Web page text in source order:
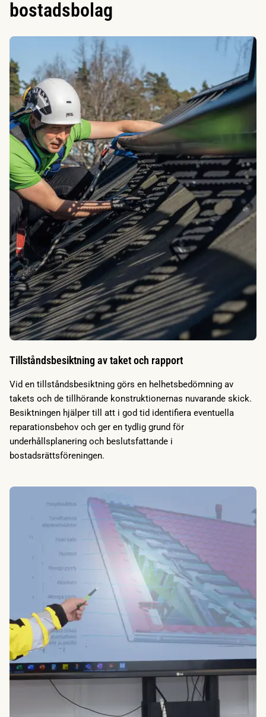
bostadsbolag
Tillståndsbesiktning av taket och rapport
Vid en tillståndsbesiktning görs en helhetsbedömning av
takets och de tillhörande konstruktionernas nuvarande skick.
Besiktningen hjälper till att i god tid identifiera eventuella
reparationsbehov och ger en tydlig grund för
underhållsplanering och beslutsfattande i
bostadsrättsföreningen.